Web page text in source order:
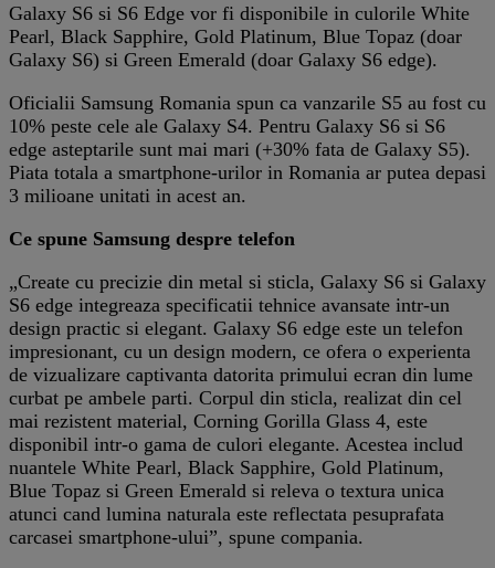
Galaxy S6 si S6 Edge vor fi disponibile in culorile White
Pearl, Black Sapphire, Gold Platinum, Blue Topaz (doar
Galaxy S6) si Green Emerald (doar Galaxy S6 edge).
Oficialii Samsung Romania spun ca vanzarile S5 au fost cu
10% peste cele ale Galaxy S4. Pentru Galaxy S6 si S6
edge asteptarile sunt mai mari (+30% fata de Galaxy S5).
Piata totala a smartphone-urilor in Romania ar putea depasi
3 milioane unitati in acest an.
Ce spune Samsung despre telefon
„Create cu precizie din metal si sticla, Galaxy S6 si Galaxy
S6 edge integreaza specificatii tehnice avansate intr-un
design practic si elegant. Galaxy S6 edge este un telefon
impresionant, cu un design modern, ce ofera o experienta
de vizualizare captivanta datorita primului ecran din lume
curbat pe ambele parti. Corpul din sticla, realizat din cel
mai rezistent material, Corning Gorilla Glass 4, este
disponibil intr-o gama de culori elegante. Acestea includ
nuantele White Pearl, Black Sapphire, Gold Platinum,
Blue Topaz si Green Emerald si releva o textura unica
atunci cand lumina naturala este reflectata pesuprafata
carcasei smartphone-ului”, spune compania.